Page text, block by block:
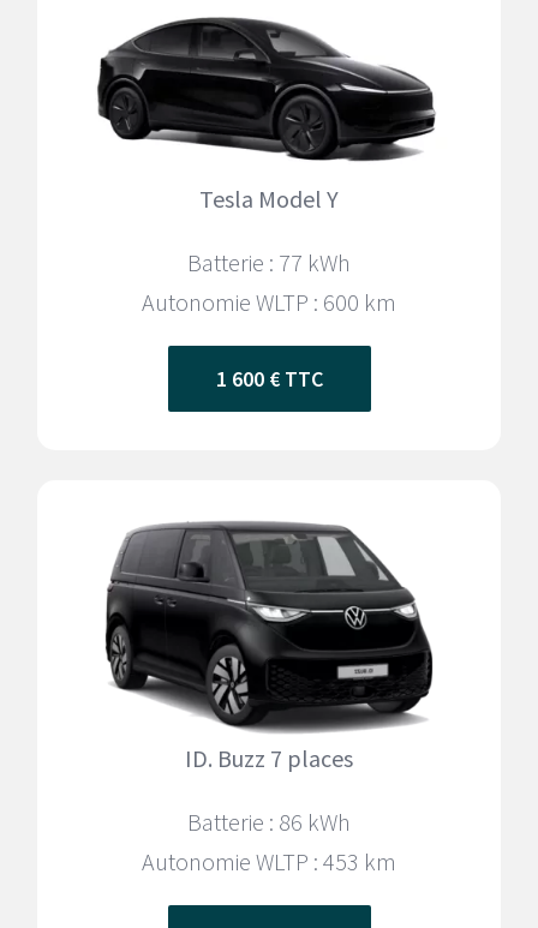
Tesla Model Y
Batterie : 77 kWh
Autonomie WLTP : 600 km
1 600 € TTC
ID. Buzz 7 places
Batterie : 86 kWh
Autonomie WLTP : 453 km